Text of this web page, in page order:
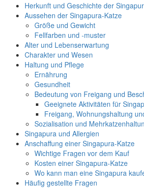
Herkunft und Geschichte der
Aussehen der Singapura-Katze
Größe und Gewicht
Fellfarben und -muster
Alter und Lebenserwartung
Charakter und Wesen
Haltung und Pflege
Ernährung
Gesundheit
Bedeutung von Freigang und
Geeignete Aktivitäten für
Freigang, Wohnungshaltung
Sozialisation und
Singapura und Allergien
Anschaffung einer Singapura-Katze
Wichtige Fragen vor dem Kauf
Kosten einer Singapura-Katze
Wo kann man eine Singapura
Häufig gestellte Fragen